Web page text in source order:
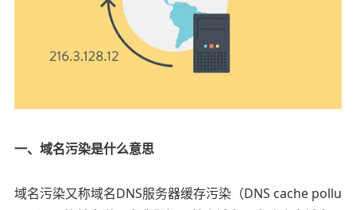
一、域名污染是什么意思
域名污染又称域名DNS服务器缓存污染（DNS cache pollu